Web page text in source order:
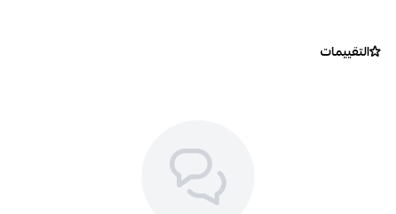
التقييمات